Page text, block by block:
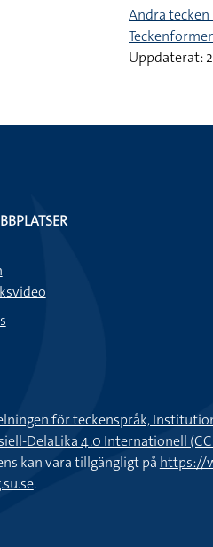
Andra
Uppdaterat:
för teckenspråk,
DelaLika 4.0 Internationell (CC
kan vara tillgängligt på https://
.